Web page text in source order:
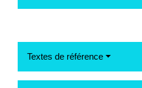
Textes de référence